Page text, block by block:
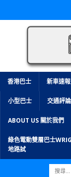
香港巴士 新車速報
小型巴士 交通評論
ABOUT US 關於我們
綠色電動雙層巴士
地路試